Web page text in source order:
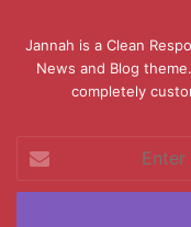
Jannah is a Clean
News and Blog
completely
your
Email